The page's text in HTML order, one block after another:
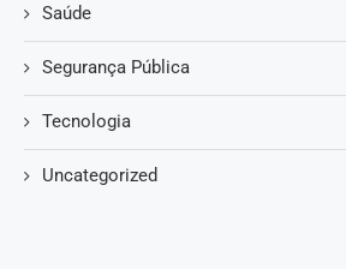
Saúde
Segurança Pública
Tecnologia
Uncategorized